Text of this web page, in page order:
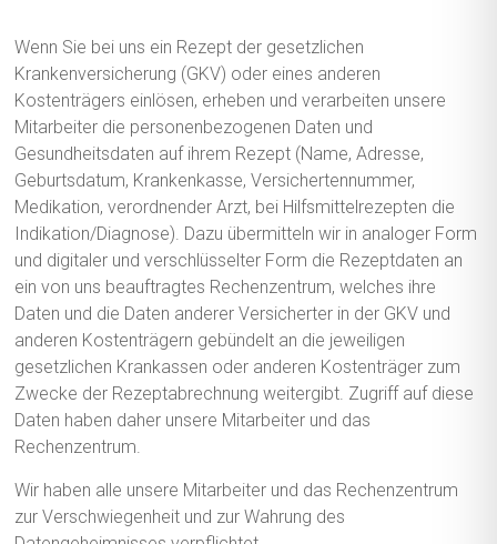
Wenn Sie bei uns ein Rezept der gesetzlichen
Krankenversicherung (GKV) oder eines anderen
Kostenträgers einlösen, erheben und verarbeiten unsere
Mitarbeiter die personenbezogenen Daten und
Gesundheitsdaten auf ihrem Rezept (Name, Adresse,
Geburtsdatum, Krankenkasse, Versichertennummer,
Medikation, verordnender Arzt, bei Hilfsmittelrezepten die
Indikation/Diagnose). Dazu übermitteln wir in analoger Form
und digitaler und verschlüsselter Form die Rezeptdaten an
ein von uns beauftragtes Rechenzentrum, welches ihre
Daten und die Daten anderer Versicherter in der GKV und
anderen Kostenträgern gebündelt an die jeweiligen
gesetzlichen Krankassen oder anderen Kostenträger zum
Zwecke der Rezeptabrechnung weitergibt. Zugriff auf diese
Daten haben daher unsere Mitarbeiter und das
Rechenzentrum.
Wir haben alle unsere Mitarbeiter und das Rechenzentrum
zur Verschwiegenheit und zur Wahrung des